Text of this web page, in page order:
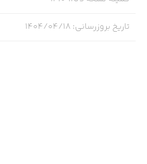
تاریخ بروزرسانی: ۱۴۰۴/۰۴/۱۸